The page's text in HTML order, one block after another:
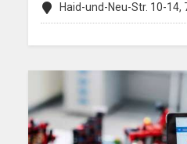
Haid-und-Neu-Str. 10-14,